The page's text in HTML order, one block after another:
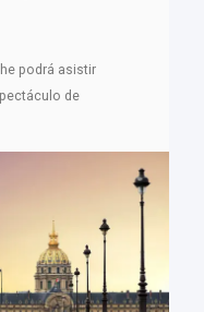
podrá asistir
de